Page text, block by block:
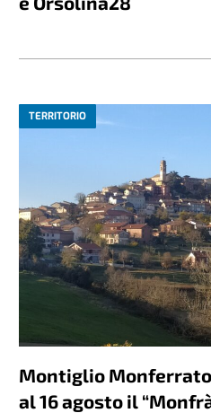
TERRITORIO
Montiglio
al 16 agosto il